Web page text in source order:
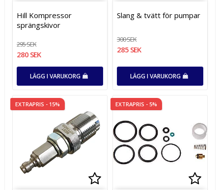
Lägg till i favoritlistan
Lägg till i favoritlistan
Hill Kompressor
sprängskivor
295 SEK
280 SEK
LÄGG I VARUKORG
Slang & tvätt för pumpar
300 SEK
285 SEK
LÄGG I VARUKORG
EXTRAPRIS - 15% EXTRAPRIS - 5%